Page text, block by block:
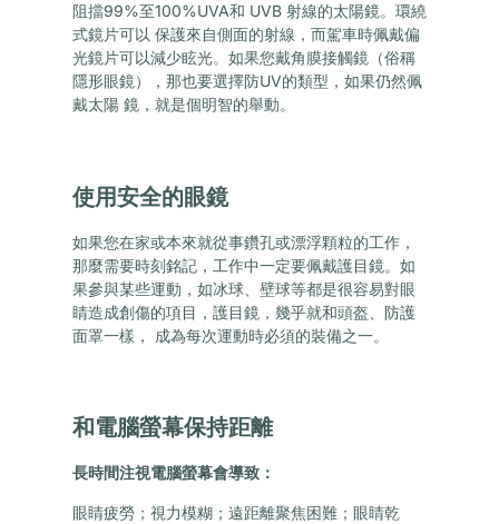
阻擋99%至100%UVA和 UVB 射線的太陽鏡。環繞
式鏡片可以 保護來自側面的射線，而駕車時佩戴偏
光鏡片可以減少眩光。如果您戴角膜接觸鏡（俗稱
隱形眼鏡），那也要選擇防UV的類型，如果仍然佩
戴太陽 鏡，就是個明智的舉動。
使用安全的眼鏡
如果您在家或本來就從事鑽孔或漂浮顆粒的工作，
那麼需要時刻銘記，工作中一定要佩戴護目鏡。如
果參與某些運動，如冰球、壁球等都是很容易對眼
睛造成創傷的項目，護目鏡，幾乎就和頭盔、防護
面罩一樣， 成為每次運動時必須的裝備之一。
和電腦螢幕保持距離
長時間注視電腦螢幕會導致：
眼睛疲勞；視力模糊；遠距離聚焦困難；眼睛乾